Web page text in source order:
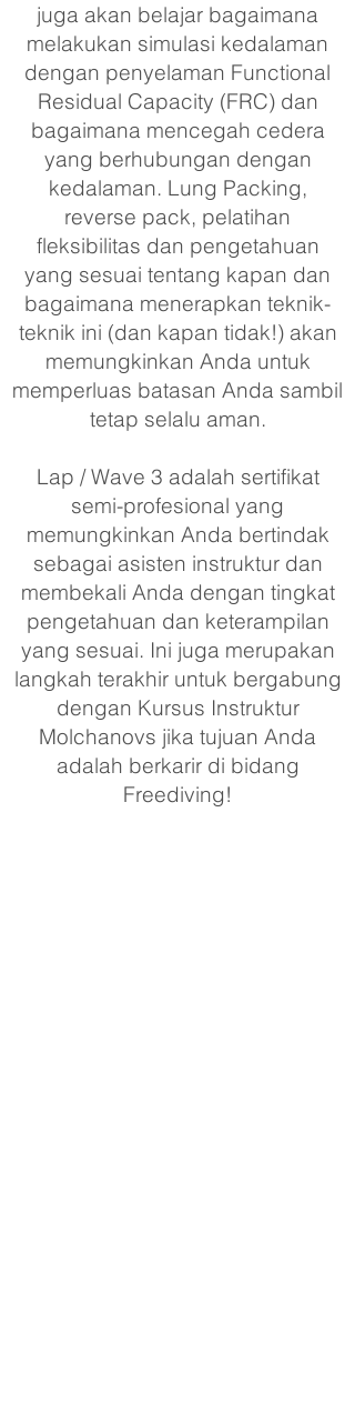
juga akan belajar bagaimana
melakukan simulasi kedalaman
dengan penyelaman Functional
Residual Capacity (FRC) dan
bagaimana mencegah cedera
yang berhubungan dengan
kedalaman. Lung Packing,
reverse pack, pelatihan
fleksibilitas dan pengetahuan
yang sesuai tentang kapan dan
bagaimana menerapkan teknik-
teknik ini (dan kapan tidak!) akan
memungkinkan Anda untuk
memperluas batasan Anda sambil
tetap selalu aman.
Lap / Wave 3 adalah sertifikat
semi-profesional yang
memungkinkan Anda bertindak
sebagai asisten instruktur dan
membekali Anda dengan tingkat
pengetahuan dan keterampilan
yang sesuai. Ini juga merupakan
langkah terakhir untuk bergabung
dengan Kursus Instruktur
Molchanovs jika tujuan Anda
adalah berkarir di bidang
Freediving!